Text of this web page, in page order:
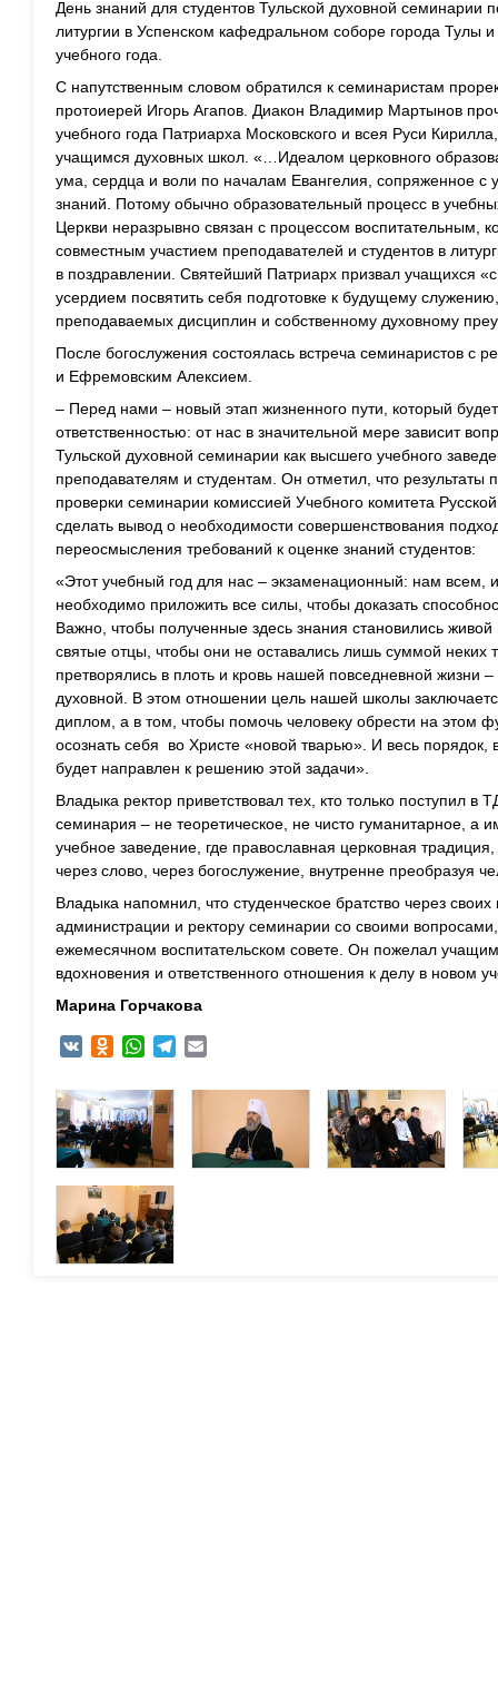
День знаний для студентов Тульской духовной семинарии
литургии в Успенском кафедральном соборе города Тулы
учебного года.
С напутственным словом обратился к семинаристам
протоиерей Игорь Агапов. Диакон Владимир Мартынов
учебного года Патриарха Московского и всея Руси
учащимся духовных школ. «…Идеалом церковного
ума, сердца и воли по началам Евангелия, сопряженное с
знаний. Потому обычно образовательный процесс в
Церкви неразрывно связан с процессом воспитательным,
совместным участием преподавателей и студентов в
в поздравлении. Святейший Патриарх призвал учащихся
усердием посвятить себя подготовке к будущему
преподаваемых дисциплин и собственному духовному
После богослужения состоялась встреча семинаристов с
и Ефремовским Алексием.
– Перед нами – новый этап жизненного пути, который
ответственностью: от нас в значительной мере зависит
Тульской духовной семинарии как высшего учебного
преподавателям и студентам. Он отметил, что результаты
проверки семинарии комиссией Учебного комитета
сделать вывод о необходимости совершенствования
переосмысления требований к оценке знаний студентов:
«Этот учебный год для нас – экзаменационный: нам всем,
необходимо приложить все силы, чтобы доказать
Важно, чтобы полученные здесь знания становились
святые отцы, чтобы они не оставались лишь суммой неких
претворялись в плоть и кровь нашей повседневной жизни
духовной. В этом отношении цель нашей школы
диплом, а в том, чтобы помочь человеку обрести на этом
осознать себя во Христе «новой тварью». И весь порядок,
будет направлен к решению этой задачи».
Владыка ректор приветствовал тех, кто только поступил в
семинария – не теоретическое, не чисто гуманитарное, а
учебное заведение, где православная церковная
через слово, через богослужение, внутренне преобразуя
Владыка напомнил, что студенческое братство через
администрации и ректору семинарии со своими
ежемесячном воспитательском совете. Он пожелал
вдохновения и ответственного отношения к делу в новом
Марина Горчакова
VK Odnoklassniki
WhatsAppTelegram